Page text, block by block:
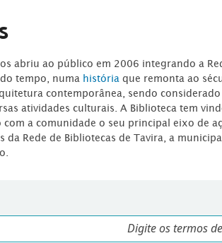
abriu ao público em 2006 integrando a
tempo, numa história que remonta ao
contemporânea, sendo
atividades culturais. A Biblioteca tem
a comunidade o seu principal eixo de
Rede de Bibliotecas de Tavira, a